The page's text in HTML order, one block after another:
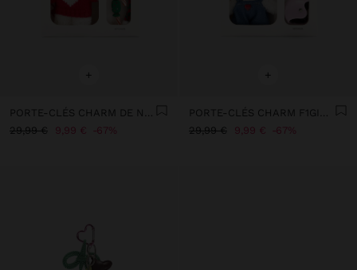
+
29,99 €
9,99 € 67%
+
29,99 €
9,99 € 67%